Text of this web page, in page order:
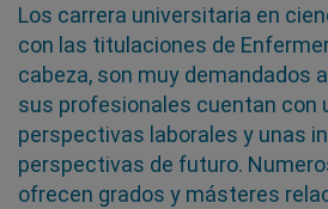
Los carrera universitaria en
con las titulaciones de
cabeza, son muy demandados
sus profesionales cuentan con
perspectivas laborales y unas
perspectivas de futuro.
ofrecen grados y másteres